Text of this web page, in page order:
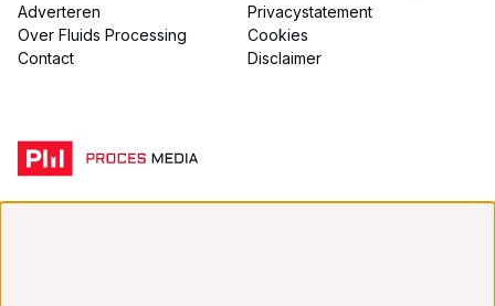
Adverteren
Over Fluids Processing
Contact
Privacystatement
Cookies
Disclaimer